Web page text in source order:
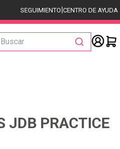
SEGUIMIENTO|CENTRO DE AYUDA
JDB PRACTICE